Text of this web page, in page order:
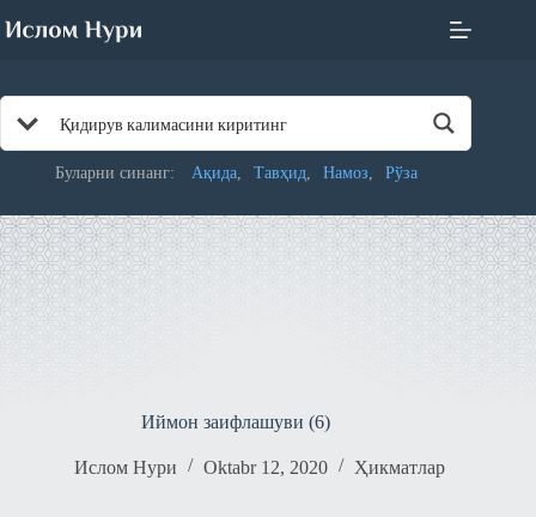
to
Буларни синанг: Ақида Тавҳид Намоз Рўза
Иймон заифлашуви (6)
Ислом Нури Oktabr 12, 2020 Ҳикматлар